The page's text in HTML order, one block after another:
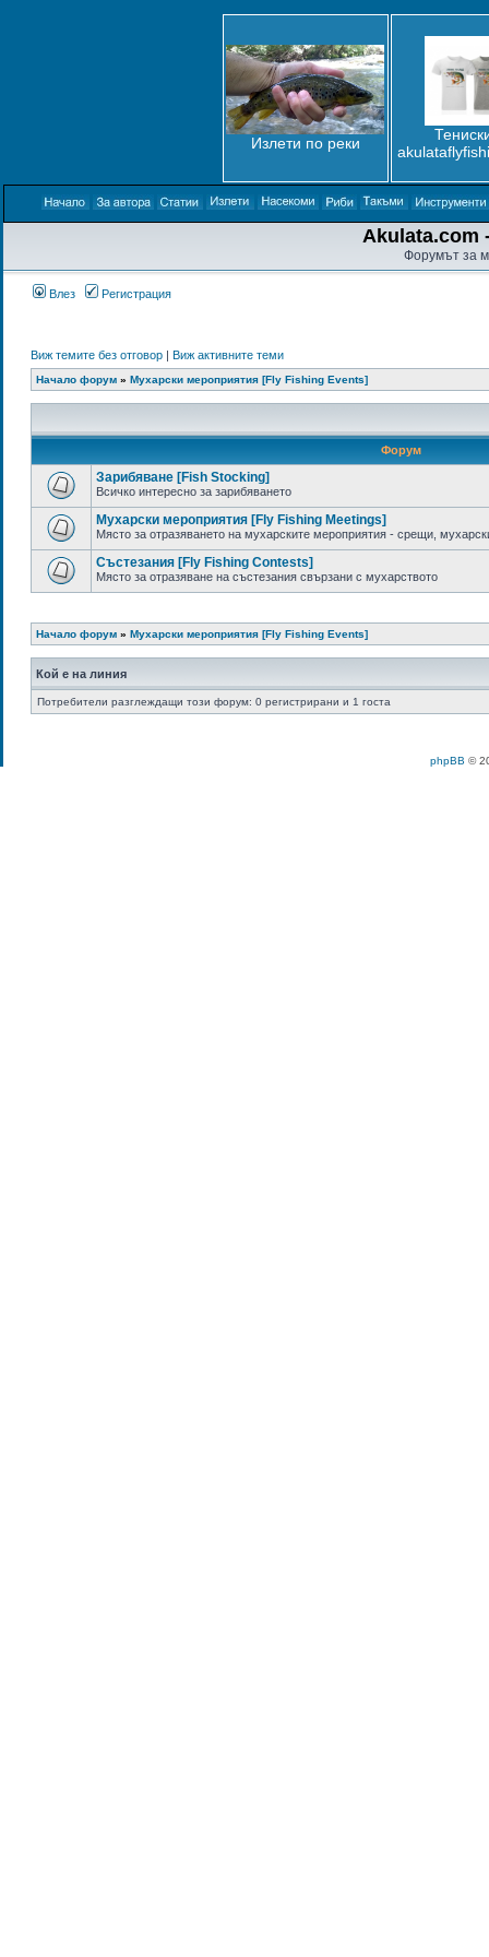
Излети по реки
Akulata.com
Форумът за
Влез Регистрация
Виж темите без отговор| Виж активните теми
Начало форум» Мухарски мероприятия [Fly Fishing Events]
Форум
Зарибяване [Fish Stocking]
Всичко интересно за зарибяването
Мухарски мероприятия [Fly Fishing Meetings]
Място за отразяването на мухарските мероприятия - срещи,
Състезания [Fly Fishing Contests]
Място за отразяване на състезания свързани с мухарството
Начало форум» Мухарски мероприятия [Fly Fishing Events]
Кой е на линия
Потребители разглеждащи този форум: 0 регистрирани и 1 госта
phpBB ©